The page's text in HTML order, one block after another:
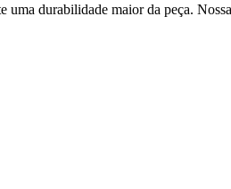
durabilidade maior da peça.